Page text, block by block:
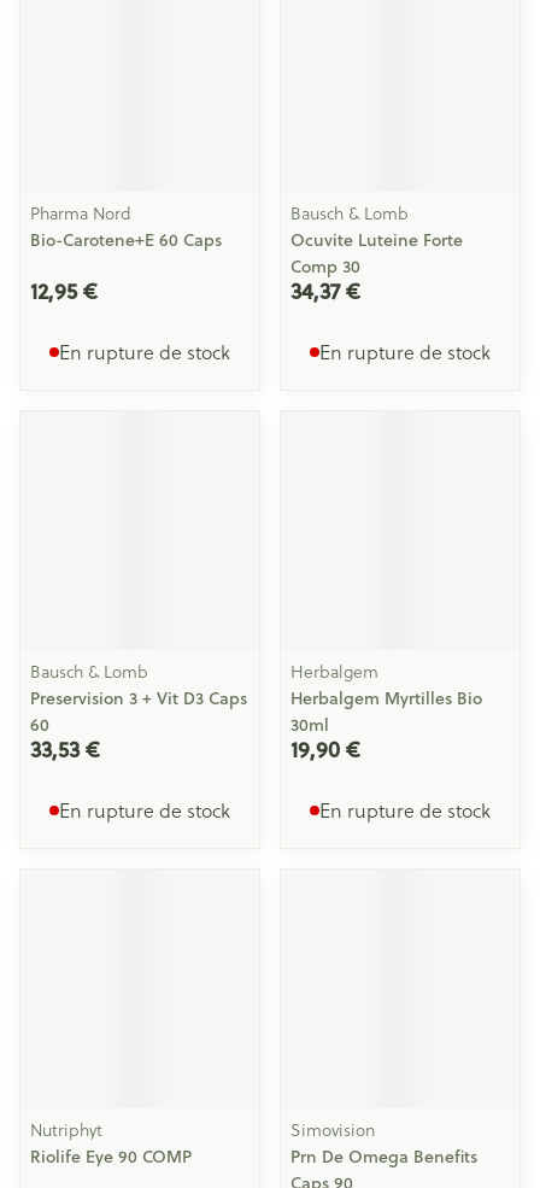
Pharma Nord
Bio-Carotene+E 60 Caps
12,95 €
En rupture de stock
Bausch & Lomb
Ocuvite Luteine Forte
Comp 30
34,37 €
En rupture de stock
Bausch & Lomb
Preservision 3 + Vit D3 Caps
60
33,53 €
En rupture de stock
Herbalgem
Herbalgem Myrtilles Bio
30ml
19,90 €
En rupture de stock
Nutriphyt
Riolife Eye 90 COMP
Simovision
Prn De Omega Benefits
Caps 90